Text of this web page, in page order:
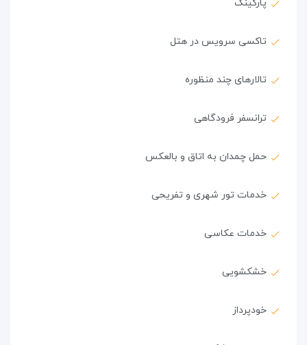
پارکینگ
تاکسی سرویس در هتل
تالارهای چند منظوره
ترانسفر فرودگاهی
حمل چمدان به اتاق و بالعکس
خدمات تور شهری و تفریحی
خدمات عکاسی
خشکشویی
خودپرداز